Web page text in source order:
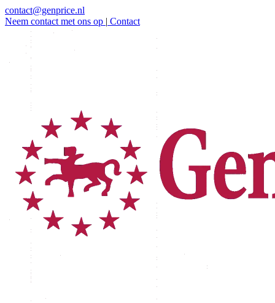
contact@genprice.nl
Neem contact met ons op | Contact